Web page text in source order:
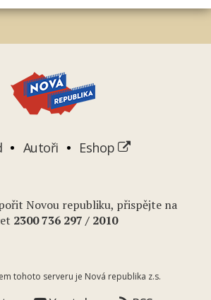
Autoři Eshop
Novou republiku, přispějte na
2300 736 297 / 2010
tohoto serveru je Nová republika z.s.